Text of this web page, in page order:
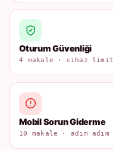
Oturum Güvenliği
4 makale · cihaz
Mobil Sorun Giderme
10 makale · adım adım